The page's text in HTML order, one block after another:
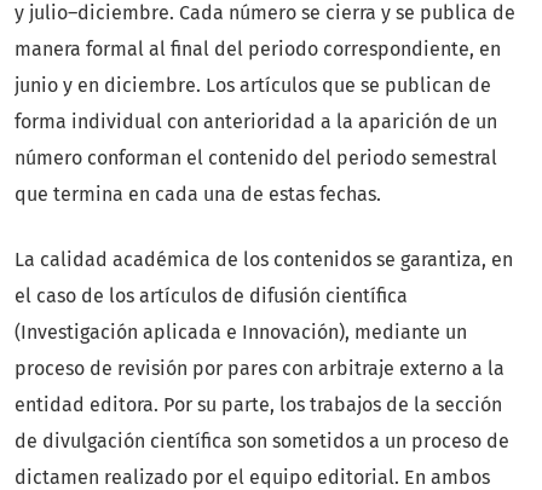
y julio–diciembre. Cada número se cierra y se publica de
manera formal al final del periodo correspondiente, en
junio y en diciembre. Los artículos que se publican de
forma individual con anterioridad a la aparición de un
número conforman el contenido del periodo semestral
que termina en cada una de estas fechas.
La calidad académica de los contenidos se garantiza, en
el caso de los artículos de difusión científica
(Investigación aplicada e Innovación), mediante un
proceso de revisión por pares con arbitraje externo a la
entidad editora. Por su parte, los trabajos de la sección
de divulgación científica son sometidos a un proceso de
dictamen realizado por el equipo editorial. En ambos